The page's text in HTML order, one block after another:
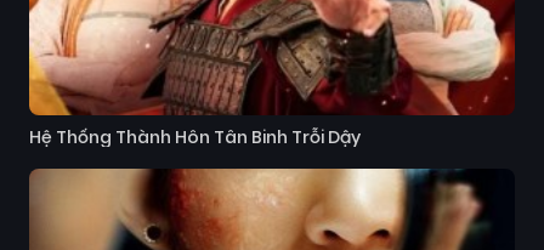
Hệ Thống Thành Hôn Tân Binh Trỗi Dậy